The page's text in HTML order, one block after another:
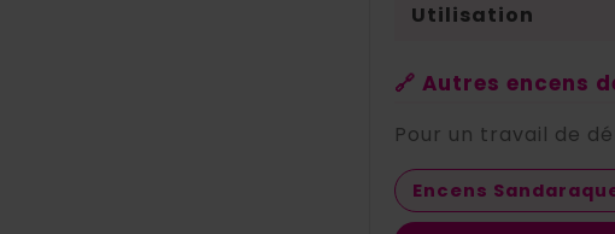
Utilisation
🔗 Autres encens
Pour un travail de
Encens